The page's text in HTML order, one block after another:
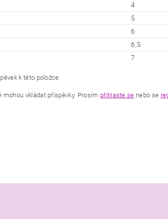
4
5
6
6,5
7
k této položce.
mohou vkládat příspěvky. Prosím přihlaste se nebo se